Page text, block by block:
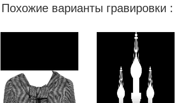
Похожие варианты гравировки :